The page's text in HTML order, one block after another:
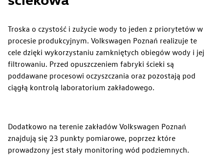
Zrównoważony rozwój
Troska o czystość i zużycie wody to jeden z priorytetów w
procesie produkcyjnym. Volkswagen Poznań realizuje te
cele dzięki wykorzystaniu zamkniętych obiegów wody i jej
filtrowaniu. Przed opuszczeniem fabryki ścieki są
poddawane procesowi oczyszczania oraz pozostają pod
ciągłą kontrolą laboratorium zakładowego.
Dodatkowo na terenie zakładów Volkswagen Poznań
znajdują się 23 punkty pomiarowe, poprzez które
prowadzony jest stały monitoring wód podziemnych.